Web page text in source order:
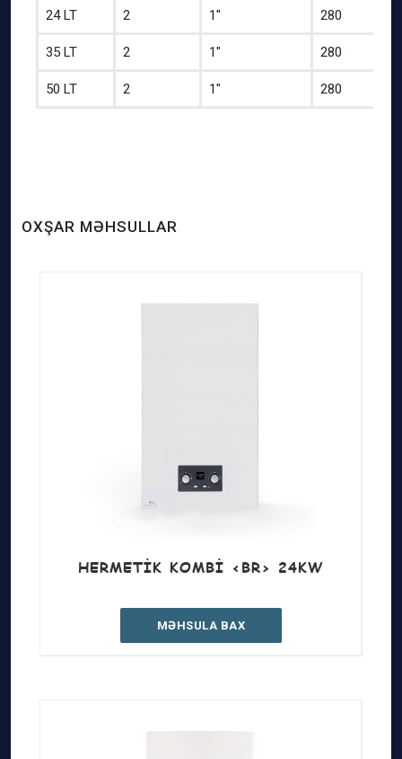
24 LT 2 1″ 280
35 LT 2 1″ 280
50 LT 2 1″ 280
OXŞAR MƏHSULLAR
HERMETIK KOMBI <BR> 24KW
MƏHSULA BAX